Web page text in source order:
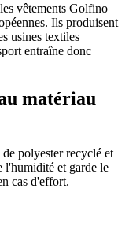
vêtements Golfino
Ils produisent
usines textiles
entraîne donc
matériau
polyester recyclé et
l'humidité et garde le
cas d'effort.